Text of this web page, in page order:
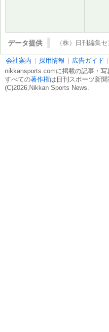
データ提供 （株）日刊編集
会社案内 採用情報 広告ガイド
nikkansports.comに掲載の記事・写
すべての著作権は日刊スポーツ新聞
(C)2026,Nikkan Sports News.